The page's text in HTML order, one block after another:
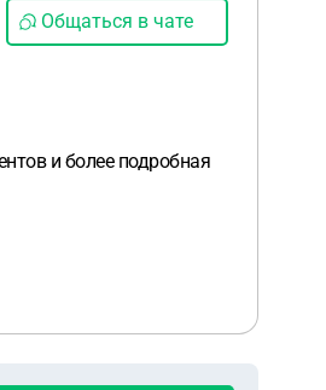
Общаться в чате
и более подробная